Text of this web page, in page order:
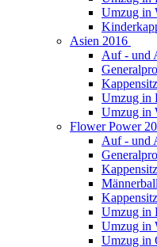
Umzug in
Asien 2016
Auf - und
Umzug in
Umzug in
Flower Power
Auf - und
Umzug in
Umzug in
Umzug in